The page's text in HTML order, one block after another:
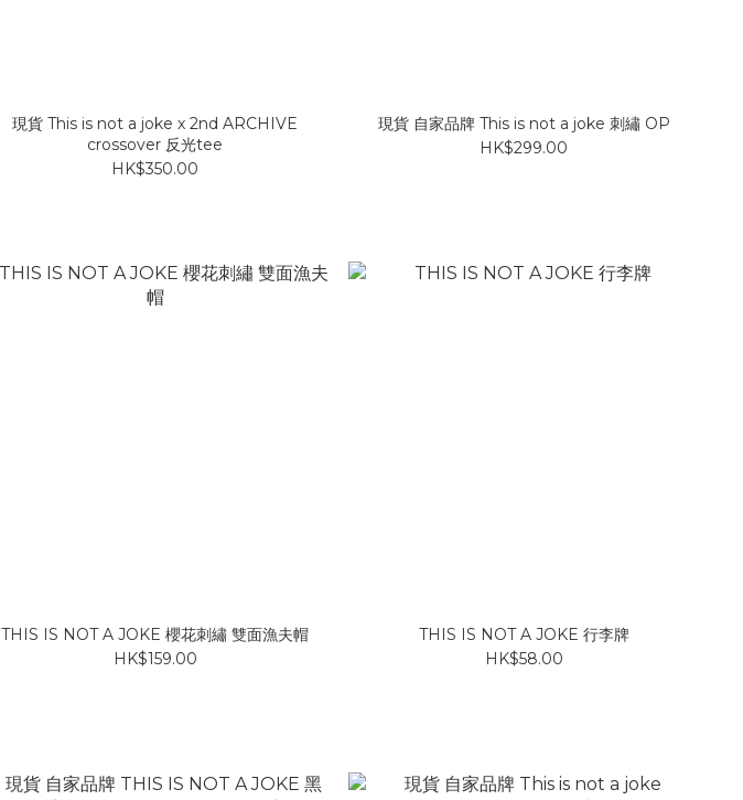
現貨 This is not a joke x 2nd ARCHIVE
crossover 反光tee
HK$350.00
現貨 自家品牌 This is not a joke 刺繡 OP
HK$299.00
THIS IS NOT A JOKE 櫻花刺繡 雙面漁夫帽
HK$159.00
THIS IS NOT A JOKE 行李牌
HK$58.00